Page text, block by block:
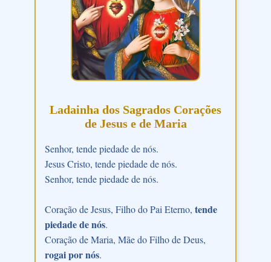
Ladainha dos Sagrados Corações
de Jesus e de Maria
Senhor, tende piedade de nós.
Jesus Cristo, tende piedade de nós.
Senhor, tende piedade de nós.
Coração de Jesus, Filho do Pai Eterno, tende
piedade de nós.
Coração de Maria, Mãe do Filho de Deus,
rogai por nós.